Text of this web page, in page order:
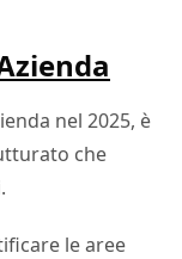
nel 2025, è
che
le aree